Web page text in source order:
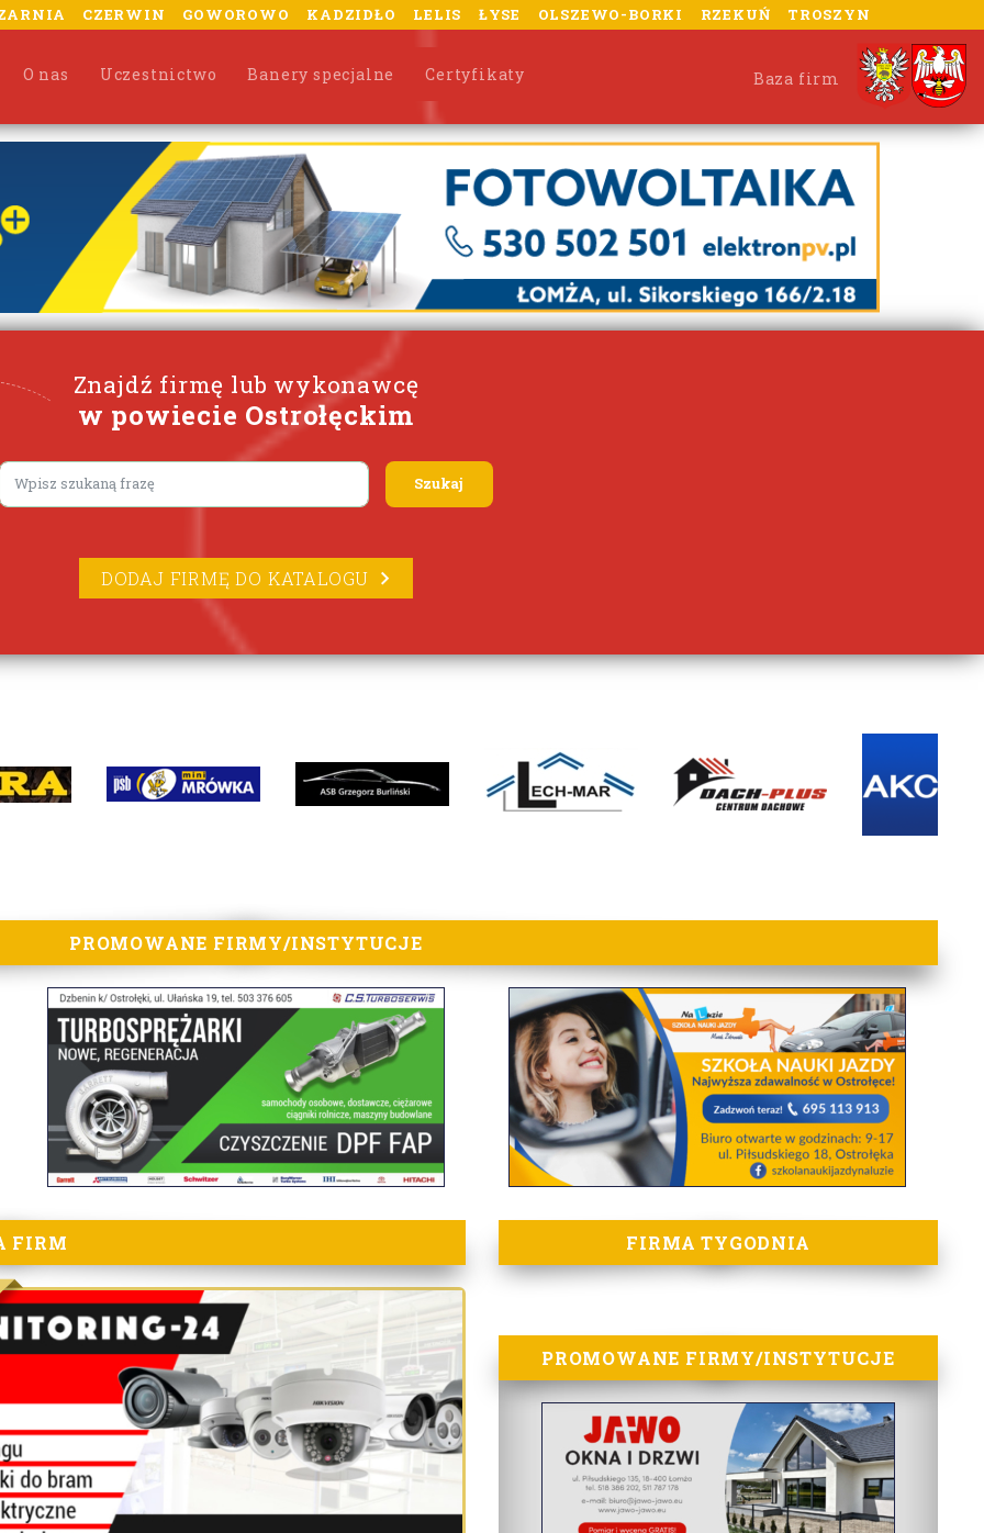
CZERWIN GOWOROWO KADZIDŁO LELIS ŁYSE OLSZEWO-BORKI RZEKUŃ TROSZYN
O nas Uczestnictwo Banery specjalne Certyfikaty Baza firm
Znajdź firmę lub wykonawcę
w powiecie Ostrołęckim
Lorem ipsum
DODAJ FIRMĘ DO KATALOGU
PROMOWANE FIRMY/INSTYTUCJE
FIRM FIRMA TYGODNIA
PROMOWANE FIRMY/INSTYTUCJE